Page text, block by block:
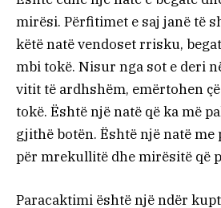
mirësi. Përfitimet e saj janë të
këtë natë vendoset rrisku,
mbi tokë. Nisur nga sot e deri
vitit të ardhshëm, emërtohen
tokë. Është një natë që ka më
gjithë botën. Është një natë me
për mrekullitë dhe mirësitë që
Paracaktimi është një ndër